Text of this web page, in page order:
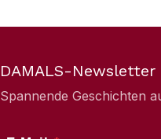
DAMALS-Newsletter
Spannende Geschichten